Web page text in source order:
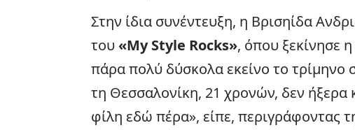
Στην ίδια συνέντευξη, η Βρισηίδα
του «My Style Rocks», όπου ξεκίνησε
πάρα πολύ δύσκολα εκείνο το τρίμηνο
τη Θεσσαλονίκη, 21 χρονών, δεν ήξερα
φίλη εδώ πέρα», είπε, περιγράφοντας